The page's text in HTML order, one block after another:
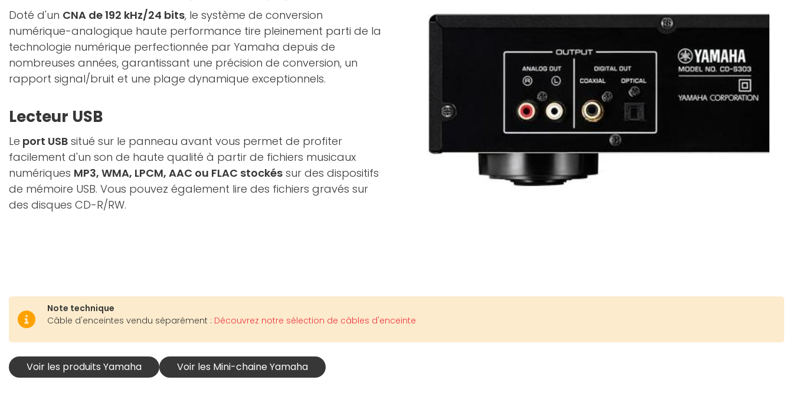
Doté d'un CNA de 192 kHz/24 bits, le système de conversion
numérique-analogique haute performance tire pleinement parti de la
technologie numérique perfectionnée par Yamaha depuis de
nombreuses années, garantissant une précision de conversion, un
rapport signal/bruit et une plage dynamique exceptionnels.
Lecteur USB
Le port USB situé sur le panneau avant vous permet de profiter
facilement d'un son de haute qualité à partir de fichiers musicaux
numériques MP3, WMA, LPCM, AAC ou FLAC stockés sur des dispositifs
de mémoire USB. Vous pouvez également lire des fichiers gravés sur
des disques CD-R/RW.
Note technique
Câble d'enceintes vendu séparément : Découvrez notre sélection de câbles d'enceinte
Voir les produits Yamaha Voir les Mini-chaine Yamaha